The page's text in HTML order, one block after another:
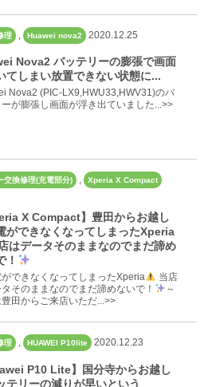
理 Huawei nova2 2020.12.25
Nova2 バッテリーの膨張で画面
てしまい放置できない状態に...
Nova2 (PIC-LX9,HWU33,HWV31)のバ
が膨張し画面が浮き出ていました...>>
交換修理(充電部分) , Xperia X Compact
X Compact】豊田からお越し
ができなくなってしまったXperia
はデータそのままなのでまだ諦め
！
ができなくなってしまったXperia
当店
そのままなのでまだ諦めないで！
～
田からご来店いただ...>>
理 , HUAWEI P10lite 2020.12.23
P10 Lite】国分寺からお越し
テリーの減りが早いという